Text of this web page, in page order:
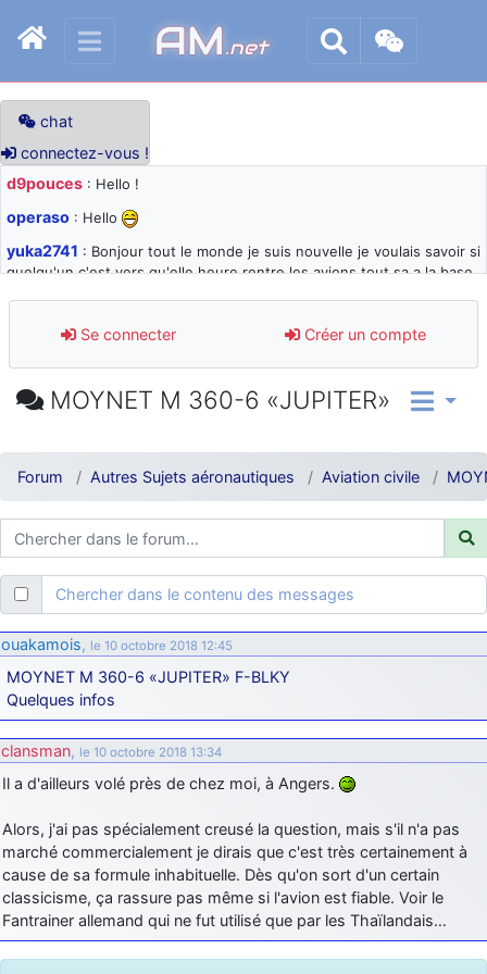
AM.net
chat
connectez-vous !
d9pouces : Hello !
operaso : Hello
yuka2741 : Bonjour tout le monde je suis nouvelle je voulais savoir si
quelqu'un c'est vers qu'elle heure rentre les avions tout sa a la base
d9pouces: désolé pour les quelques blocages du site ces derniers
jours : je teste des méthodes contre le spam et les bots trop nocifs
paxwax : Super, la nouvelle bannière
comprendre
d9pouces: ouakamois > si tu parles du sujet sur l'Armée de l'Air,
bien sûr que oui !
je suis un avion@,._,+: Bonjour je viens d'arriver il y a quelques
moi et quelques avions n'ont pas les mêmes noms qu'aujourd'hui
ouakamois: Bonjourà toutes et à tous.en espérantque ces
quelques images du Pays Basque vous auront plu ; Agur…
d9pouces: Malheureusement non
meeting de Lann Bihoué de 2026 ?
cachée dans les pins : Coucou et excellente année 2026 à tous et
jericho : Bonne année et tous mes meilleurs voeux à tous pour
2026 !
little boy: je vous souhaite un bon réveillon pour cette nouvelle
année!
Se connecter Créer un compte
MOYNET M 360-6 «JUPITER»
Forum Autres Sujets aéronautiques Aviation civile
Chercher dans le contenu des messages
ouakamois, le 10 octobre 2018 12:45
MOYNET M 360-6 «JUPITER» F-BLKY
Quelques infos
clansman, le 10 octobre 2018 13:34
Il a d'ailleurs volé près de chez moi, à Angers.
Alors, j'ai pas spécialement creusé la question, mais s'il n'a pas
marché commercialement je dirais que c'est très certainement à
cause de sa formule inhabituelle. Dès qu'on sort d'un certain
classicisme, ça rassure pas même si l'avion est fiable. Voir le
Fantrainer allemand qui ne fut utilisé que par les Thaïlandais…